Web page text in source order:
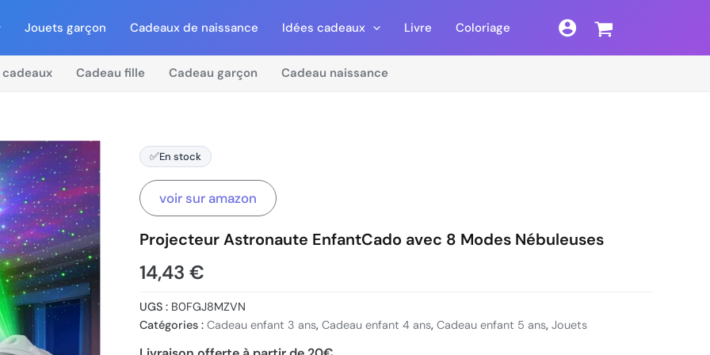
Jouets garçon Cadeaux de naissance Idées cadeaux Livre Coloriage
cadeaux Cadeau fille Cadeau garçon Cadeau naissance
✅En stock
voir sur amazon
Projecteur Astronaute EnfantCado avec 8 Modes Nébuleuses
14,43 €
UGS : B0FGJ8MZVN
Catégories : Cadeau enfant 3 ans, Cadeau enfant 4 ans, Cadeau enfant 5 ans, Jouets